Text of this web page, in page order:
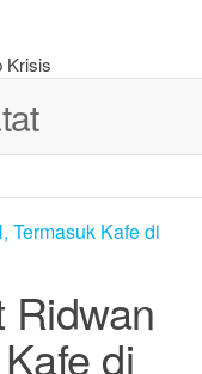
Krisis
Ridwan
di